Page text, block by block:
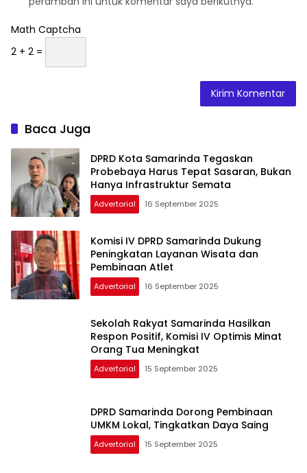
Math Captcha
2 + 2 =
Baca Juga
DPRD Kota Samarinda Tegaskan
Probebaya Harus Tepat Sasaran, Bukan
Hanya Infrastruktur Semata
Advertorial 16 September 2025
Komisi IV DPRD Samarinda Dukung
Peningkatan Layanan Wisata dan
Pembinaan Atlet
Advertorial 16 September 2025
Sekolah Rakyat Samarinda Hasilkan
Respon Positif, Komisi IV Optimis Minat
Orang Tua Meningkat
Advertorial 15 September 2025
DPRD Samarinda Dorong Pembinaan
UMKM Lokal, Tingkatkan Daya Saing
Advertorial 15 September 2025